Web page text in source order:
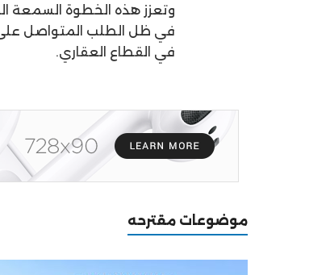
وتعزز هذه الخطوة السمعة
في ظل الطلب المتواصل على
في القطاع العقاري.
موضوعات مقترحه